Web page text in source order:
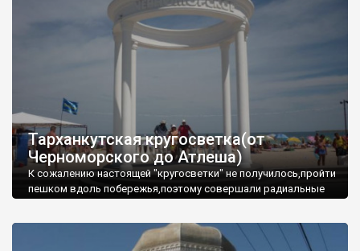
Тарханкутская кругосветка(от
Черноморского до Атлеша)
К сожалению настоящей "кругосветки" не получилось,пройти
пешком вдоль побережья,поэтому совершали радиальные